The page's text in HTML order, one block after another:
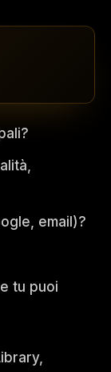
email)?
tu puoi